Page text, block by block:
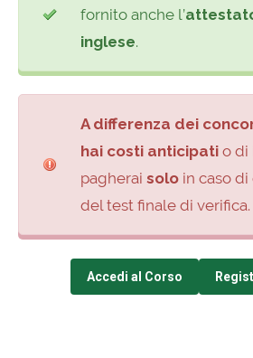
fornito anche l’
inglese.
A differenza dei
hai costi anticipati o di
pagherai solo in caso
del test finale di verifica.
Accedi al Corso